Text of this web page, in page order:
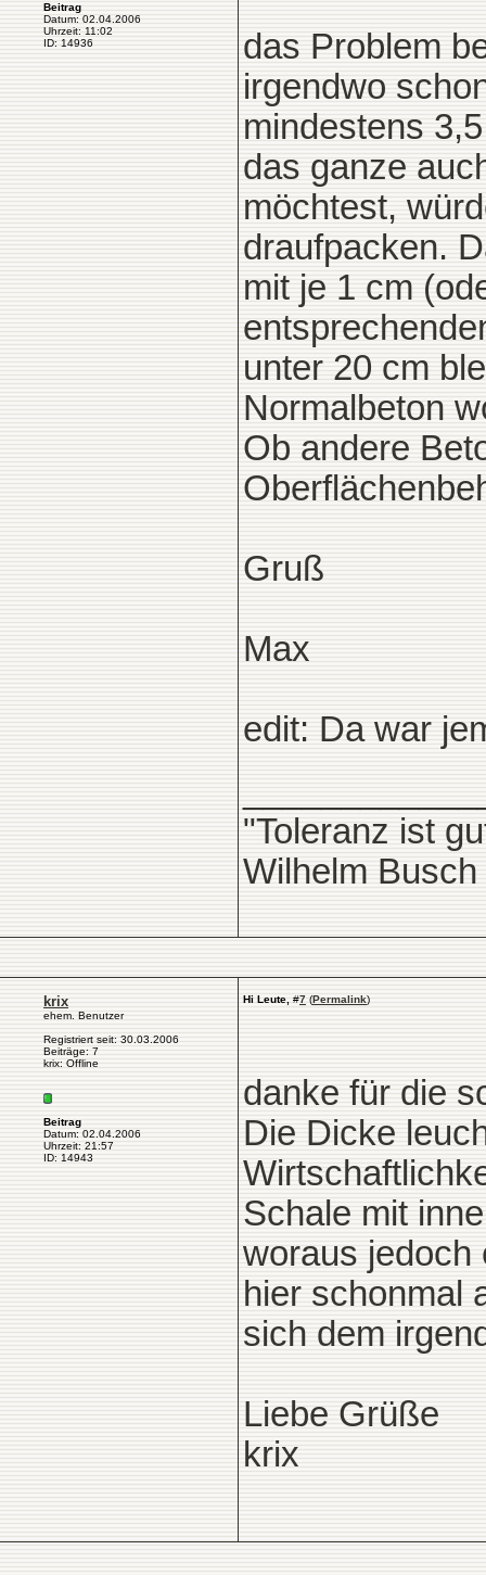
Beitrag
Datum: 02.04.2006
Uhrzeit: 11:02
ID: 14936
das Problem
irgendwo
mindestens
das ganze
möchtest,
draufpacken.
mit je 1 cm
unter 20 cm
Normalbeton
Ob andere
Gruß
Max
edit: Da war
"Toleranz ist
Wilhelm Busch
krix
ehem. Benutzer
Registriert seit: 30.03.2006
Beiträge: 7
krix: Offline
Beitrag
Datum: 02.04.2006
Uhrzeit: 21:57
ID: 14943
Hi Leute, #7 (Permalink)
danke für die
Die Dicke
Schale mit
woraus jedoch
hier schonmal
sich dem
Liebe Grüße
krix